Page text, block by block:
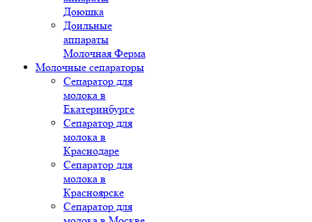
Доюшка
Доильные
аппараты
Молочная Ферма
Молочные сепараторы
Сепаратор для
молока в
Екатеринбурге
Сепаратор для
молока в
Краснодаре
Сепаратор для
молока в
Красноярске
Сепаратор для